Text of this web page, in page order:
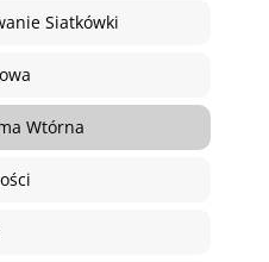
Siatkówki
Wtórna